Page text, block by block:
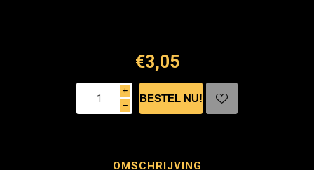
€3,05
i
h
OMSCHRIJVING